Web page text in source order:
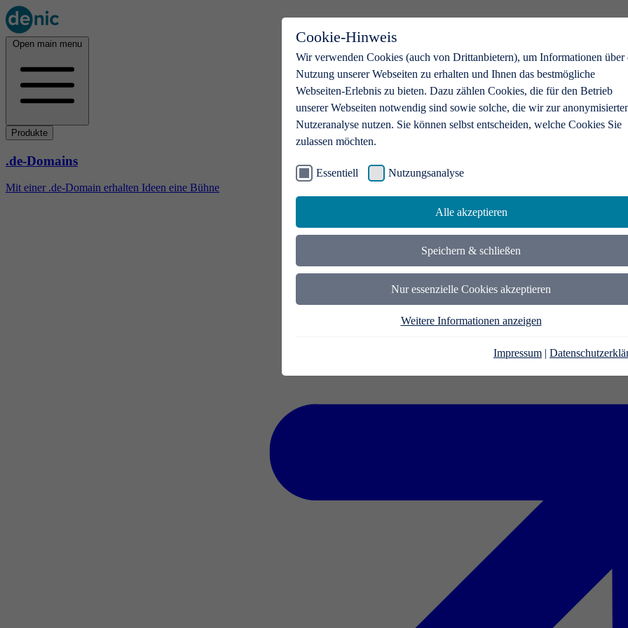
Cookie-Hinweis
Wir verwenden Cookies (auch von Drittanbietern), um Informationen über
Nutzung unserer Webseiten zu erhalten und Ihnen das bestmögliche
Webseiten-Erlebnis zu bieten. Dazu zählen Cookies, die für den Betrieb
unserer Webseiten notwendig sind sowie solche, die wir zur
Nutzeranalyse nutzen. Sie können selbst entscheiden, welche Cookies Sie
zulassen möchten.
Essentiell Nutzungsanalyse
Alle akzeptieren
Speichern & schließen
Nur essenzielle Cookies akzeptieren
Weitere Informationen anzeigen
Impressum |
Open main menu
Produkte
.de-Domains
Mit einer .de-Domain erhalten Ideen eine Bühne